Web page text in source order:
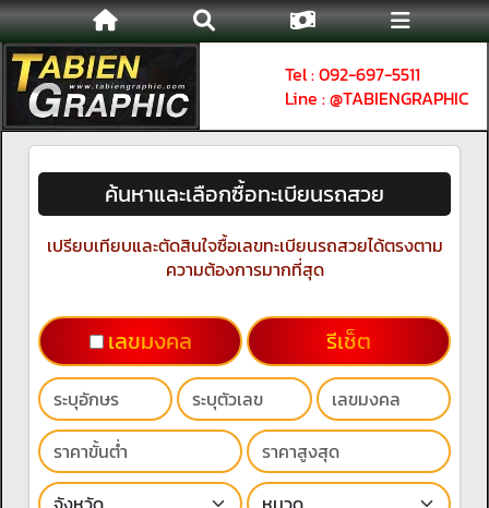
Tel : 092-697-5511
Line : @TABIENGRAPHIC
ค้นหาและเลือกซื้อทะเบียนรถสวย
เปรียบเทียบและตัดสินใจซื้อเลขทะเบียนรถสวยได้ตรงตาม
ความต้องการมากที่สุด
เลขมงคล รีเช็ต